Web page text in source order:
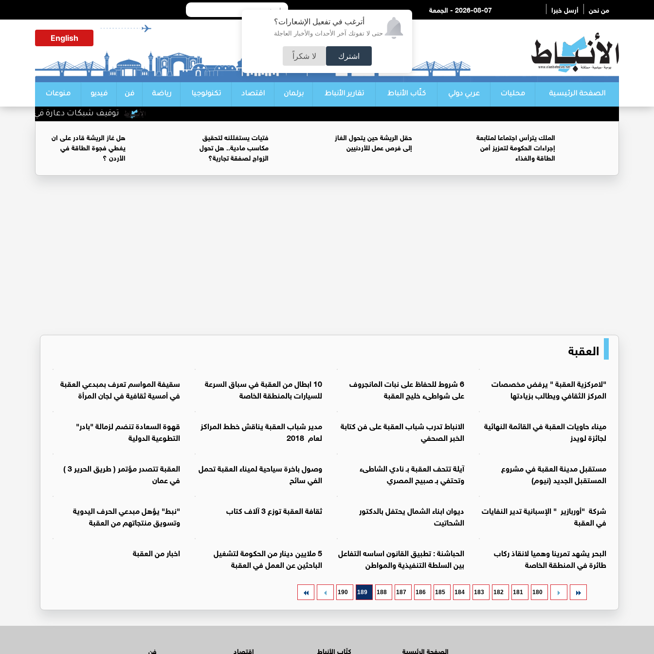
أترغب في تفعيل الإشعارات؟
حتى لا تفوتك آخر الأحداث والأخبار العاجلة
اشترك لا شكراً
من نحن أرسل خبرا 2026-08-07 - الجمعة
English
الصفحة الرئيسية محليات عربي دولي كتّاب الأنباط تقارير الأنباط برلمان اقتصاد تكنولوجيا رياضة فن فيديو منوعات
توقيف شبكات دعارة في شارع
الملك يترأس اجتماعا لمتابعة
إجراءات الحكومة لتعزيز أمن
الطاقة والغذاء
حقل الريشة حين يتحول الغاز
إلى فرص عمل للأردنيين
فتيات يستغللنه لتحقيق
مكاسب مادية.. هل تحول
الزواج لصفقة تجارية؟
هل غاز الريشة قادر على ان
يغطي فجوة الطاقة في
الأردن ؟
العقبة
"لامركزية العقبة " يرفض مخصصات
المركز الثقافي ويطالب بزيادتها
6 شروط للحفاظ على نبات المانجروف
على شواطىء خليج العقبة
10 ابطال من العقبة في سباق السرعة
للسيارات بالمنطقة الخاصة
سقيفة المواسم تعرف بمبدعي العقبة
في أمسية ثقافية في لجان المرأة
ميناء حاويات العقبة في القائمة النهائية
لجائزة لويدز
الانباط تدرب شباب العقبة على فن كتابة
الخبر الصحفي
مدير شباب العقبة يناقش خطط المراكز
لعام 2018
قهوة السعادة تنضم لزمالة "بادر"
التطوعية الدولية
مستقبل مدينة العقبة في مشروع
المستقبل الجديد (نيوم)
آيلة تتحف العقبة بـ نادي الشاطىء
وتحتفي بـ صبيح المصري
وصول باخرة سياحية لميناء العقبة تحمل
الفي سائح
العقبة تتصدر مؤتمر ( طريق الحرير 3 )
في عمان
شركة "أوربازير " الإسبانية تدير النفايات
في العقبة
ديوان ابناء الشمال يحتفل بالدكتور
الشحاتيت
ثقافة العقبة توزع 3 آلاف كتاب
"نبط" يؤهل مبدعي الحرف اليدوية
وتسويق منتجاتهم من العقبة
البحر يشهد تمرينا وهميا لانقاذ ركاب
طائرة في المنطقة الخاصة
الحباشنة : تطبيق القانون اساسه التفاعل
بين السلطة التنفيذية والمواطن
5 ملايين دينار من الحكومة لتشغيل
الباحثين عن العمل في العقبة
اخبار من العقبة
180
181
182
183
184
185
186
187
188
189
190
الصفحة الرئيسية كتّاب الأنباط اقتصاد فن